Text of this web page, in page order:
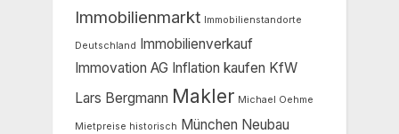
Immobilienmarkt Immobilienstandorte
Deutschland Immobilienverkauf
Immovation AG Inflation kaufen KfW
Lars Bergmann Makler Michael Oehme
Mietpreise historisch München Neubau